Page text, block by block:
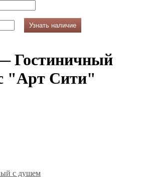
Узнать наличие
Гостиничный
"Арт Сити"